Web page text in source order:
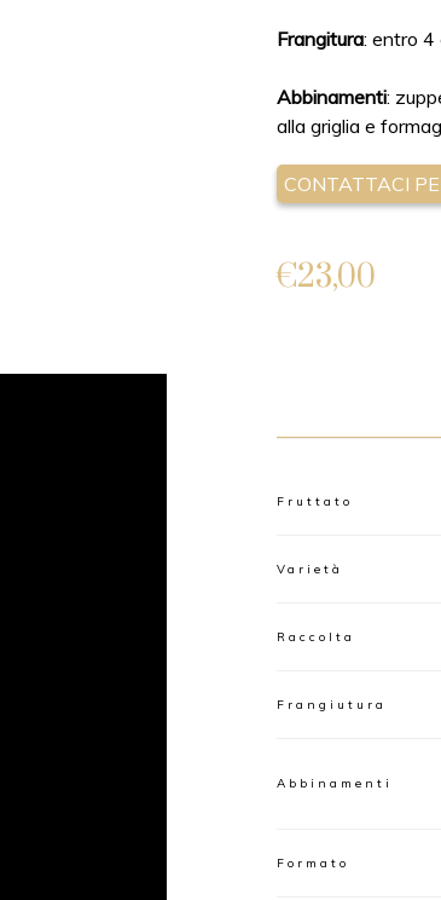
Frangitura: entro 4
Abbinamenti:
alla griglia e
CONTATTACI
€23,00
Fruttato
Varietà
Raccolta
Frangiutura
Abbinamenti
Formato